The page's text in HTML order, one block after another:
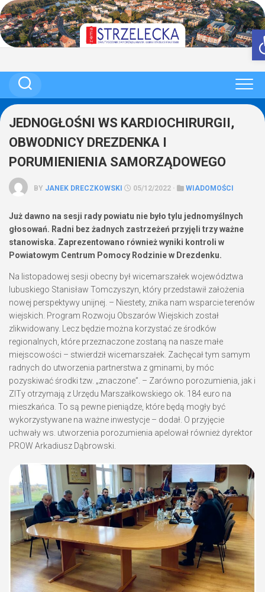
Skip
to
content
JEDNOGŁOŚNI WS KARDIOCHIRURGII,
OBWODNICY DREZDENKA I
PORUMIENIENIA SAMORZĄDOWEGO
BY JANEK DRECZKOWSKI 05/12/2022 · WIADOMOŚCI
Już dawno na sesji rady powiatu nie było tylu jednomyślnych
głosowań. Radni bez żadnych zastrzeżeń przyjęli trzy ważne
stanowiska. Zaprezentowano również wyniki kontroli w
Powiatowym Centrum Pomocy Rodzinie w Drezdenku.
Na listopadowej sesji obecny był wicemarszałek województwa
lubuskiego Stanisław Tomczyszyn, który przedstawił założenia
nowej perspektywy unijnej. – Niestety, znika nam wsparcie terenów
wiejskich. Program Rozwoju Obszarów Wiejskich został
zlikwidowany. Lecz będzie można korzystać ze środków
regionalnych, które przeznaczone zostaną na nasze małe
miejscowości – stwierdził wicemarszałek. Zachęcał tym samym
radnych do utworzenia partnerstwa z gminami, by móc
pozyskiwać środki tzw. „znaczone”. – Zarówno porozumienia, jak i
ZITy otrzymają z Urzędu Marszałkowskiego ok. 184 euro na
mieszkańca. To są pewne pieniądze, które będą mogły być
wykorzystywane na ważne inwestycje – dodał. O przyjęcie
uchwały ws. utworzenia porozumienia apelował również dyrektor
PROW Arkadiusz Dąbrowski.